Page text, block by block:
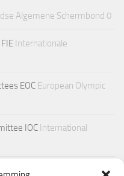
Algemene Schermbond 0
FIE Internationale
EOC European Olympic
IOC International